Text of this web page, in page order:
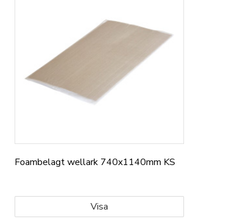
Foambelagt wellark 740x1140mm KS
Visa